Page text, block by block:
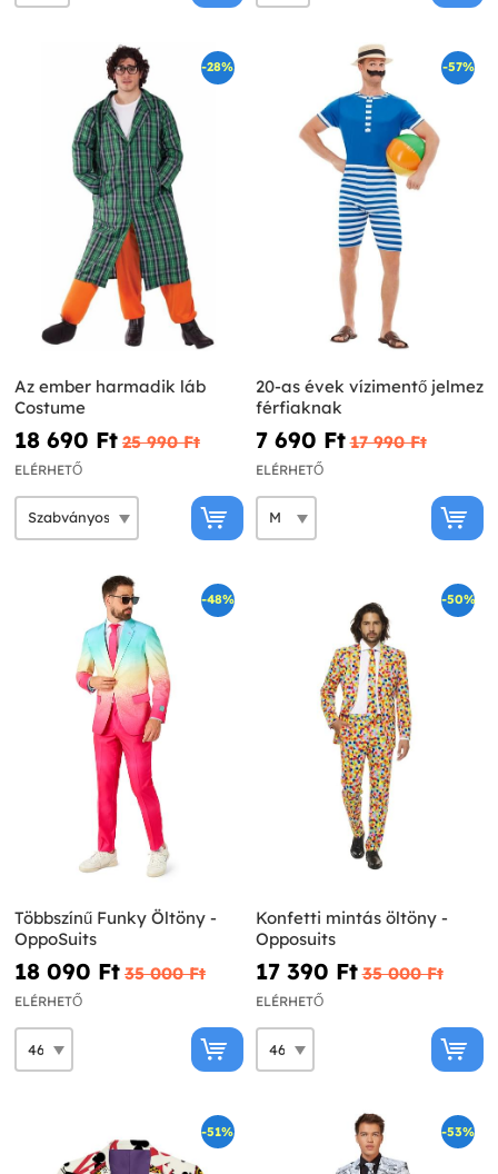
-28%
Az ember harmadik láb
Costume
18 690 Ft‎ 25 990 Ft‎
ELÉRHETŐ
-57%
20-as évek vízimentő jelmez
férfiaknak
7 690 Ft‎ 17 990 Ft‎
ELÉRHETŐ
-48%
Többszínű Funky Öltöny -
OppoSuits
18 090 Ft‎ 35 000 Ft‎
ELÉRHETŐ
-50%
Konfetti mintás öltöny -
Opposuits
17 390 Ft‎ 35 000 Ft‎
ELÉRHETŐ
-51% -53%